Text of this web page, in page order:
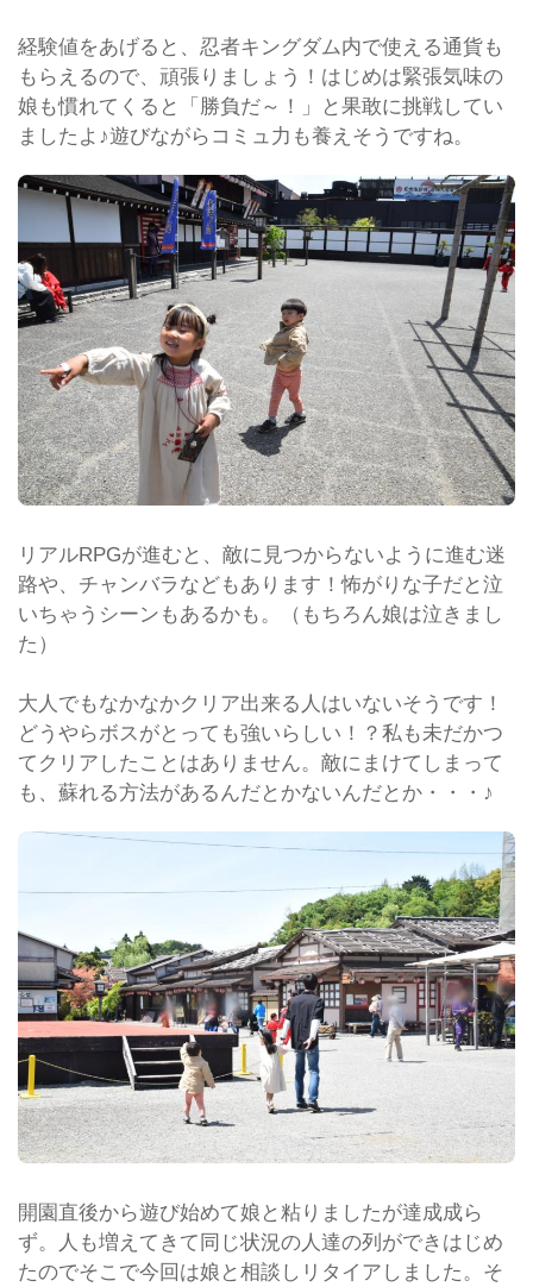
経験値をあげると、忍者キングダム内で使える通貨も
もらえるので、頑張りましょう！はじめは緊張気味の
娘も慣れてくると「勝負だ～！」と果敢に挑戦してい
ましたよ♪遊びながらコミュ力も養えそうですね。
リアルRPGが進むと、敵に見つからないように進む迷
路や、チャンバラなどもあります！怖がりな子だと泣
いちゃうシーンもあるかも。（もちろん娘は泣きまし
た）
大人でもなかなかクリア出来る人はいないそうです！
どうやらボスがとっても強いらしい！？私も未だかつ
てクリアしたことはありません。敵にまけてしまって
も、蘇れる方法があるんだとかないんだとか・・・♪
開園直後から遊び始めて娘と粘りましたが達成成ら
ず。人も増えてきて同じ状況の人達の列ができはじめ
たのでそこで今回は娘と相談しリタイアしました。そ